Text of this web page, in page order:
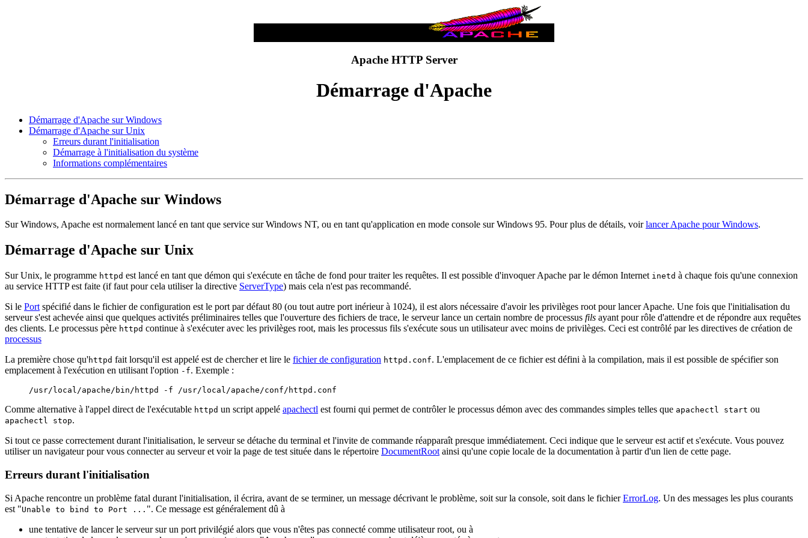
Apache HTTP Server
Démarrage d'Apache
Démarrage d'Apache sur Windows
Démarrage d'Apache sur Unix
Erreurs durant l'initialisation
Démarrage à l'initialisation du système
Informations complémentaires
Démarrage d'Apache sur Windows
Sur Windows, Apache est normalement lancé en tant que service sur Windows NT, ou en tant qu'application en mode console sur Windows 95. Pour plus de détails, voirlancer Apache pour Windows.
Démarrage d'Apache sur Unix
Sur Unix, le programme httpd est lancé en tant que démon qui s'exécute en tâche de fond pour traiter les requêtes. Il est possible d'invoquer Apache par le démon Internet inetd à chaque fois qu'une connexion
au service HTTP est faite (if faut pour cela utiliser la directive ServerType) mais cela n'est pas recommandé.
Si le Port spécifié dans le fichier de configuration est le port par défaut 80 (ou tout autre port inérieur à 1024), il est alors nécessaire d'avoir les privilèges root pour lancer Apache. Une fois que l'initialisation du
serveur s'est achevée ainsi que quelques activités préliminaires telles que l'ouverture des fichiers de trace, le serveur lance un certain nombre de processus fils ayant pour rôle d'attendre et de répondre aux requêtes
des clients. Le processus père httpd continue à s'exécuter avec les privilèges root, mais les processus fils s'exécute sous un utilisateur avec moins de privilèges. Ceci est contrôlé par les directives de création de
processus
La première chose qu'httpd fait lorsqu'il est appelé est de chercher et lire le fichier de configuration httpd.conf. L'emplacement de ce fichier est défini à la compilation, mais il est possible de spécifier son
emplacement à l'exécution en utilisant l'option -f. Exemple :
/usr/local/apache/bin/httpd -f /usr/local/apache/conf/httpd.conf
Comme alternative à l'appel direct de l'exécutable httpd un script appelé apachectl est fourni qui permet de contrôler le processus démon avec des commandes simples telles que apachectl start ou
apachectl stop.
Si tout ce passe correctement durant l'initialisation, le serveur se détache du terminal et l'invite de commande réapparaît presque immédiatement. Ceci indique que le serveur est actif et s'exécute. Vous pouvez
utiliser un navigateur pour vous connecter au serveur et voir la page de test située dans le répertoire DocumentRoot ainsi qu'une copie locale de la documentation à partir d'un lien de cette page.
Erreurs durant l'initialisation
Si Apache rencontre un problème fatal durant l'initialisation, il écrira, avant de se terminer, un message décrivant le problème, soit sur la console, soit dans le fichierErrorLog. Un des messages les plus courants
est "Unable to bind to Port ... ". Ce message est généralement dû à
une tentative de lancer le serveur sur un port privilégié alors que vous n'êtes pas connecté comme utilisateur root, ou à